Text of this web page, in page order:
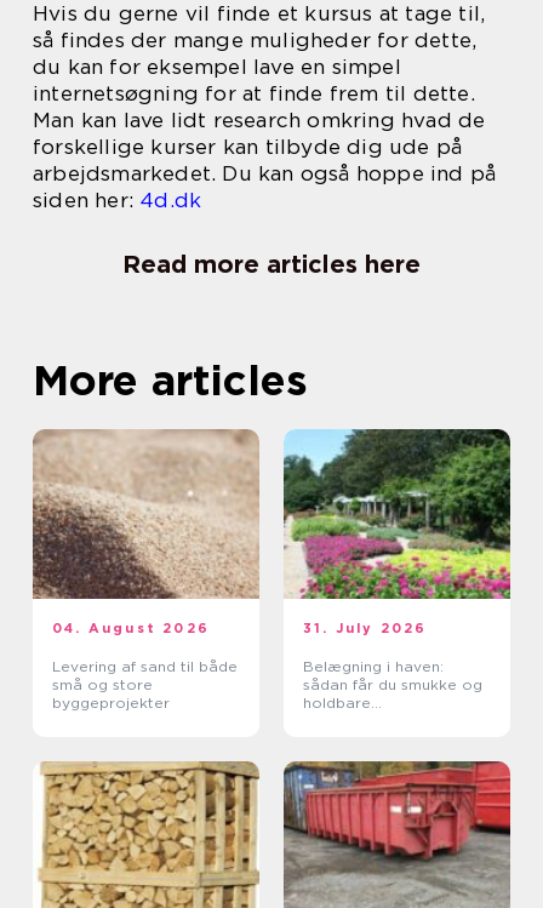
Hvis du gerne vil finde et kursus at tage til,
så findes der mange muligheder for dette,
du kan for eksempel lave en simpel
internetsøgning for at finde frem til dette.
Man kan lave lidt research omkring hvad de
forskellige kurser kan tilbyde dig ude på
arbejdsmarkedet. Du kan også hoppe ind på
siden her: 4d.dk
Read more articles here
More articles
04. August 2026
Levering af sand til både
små og store
byggeprojekter
31. July 2026
Belægning i haven:
sådan får du smukke og
holdbare